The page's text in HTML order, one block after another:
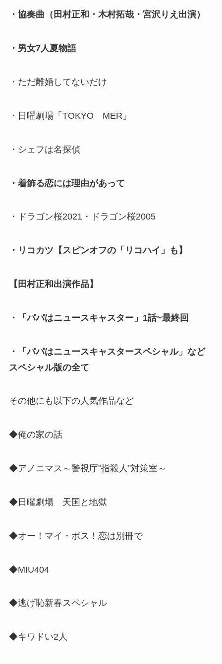
・協奏曲（田村正和・木村拓哉・宮沢りえ出演）
・男女7人夏物語
・ただ離婚してないだけ
・日曜劇場「TOKYO MER」
・シェフは名探偵
・着飾る恋には理由があって
・ドラゴン桜2021・ドラゴン桜2005
・リコカツ【スピンオフの「リコハイ」も】
【田村正和出演作品】
・「パパはニュースキャスター」1話~最終回
・「パパはニュースキャスタースペシャル」など
スペシャル版の全て
その他にも以下の人気作品など
◆俺の家の話
◆アノニマス～警視庁”指殺人”対策室～
◆日曜劇場 天国と地獄
◆オー！マイ・ボス！恋は別冊で
◆MIU404
◆逃げ恥新春スペシャル
◆キワドい2人